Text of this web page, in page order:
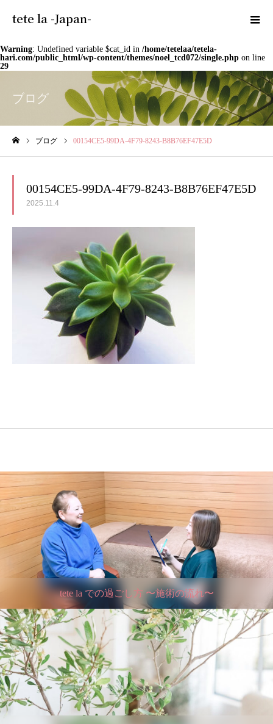
tete la -Japan-
Warning: Undefined variable $cat_id in /home/tetelaa/tetela-
hari.com/public_html/wp-content/themes/noel_tcd072/single.php on line
29
ブログ
ブログ 00154CE5-99DA-4F79-8243-B8B76EF47E5D
00154CE5-99DA-4F79-8243-B8B76EF47E5D
2025.11.4
tete la での過ごし方 〜施術の流れ〜